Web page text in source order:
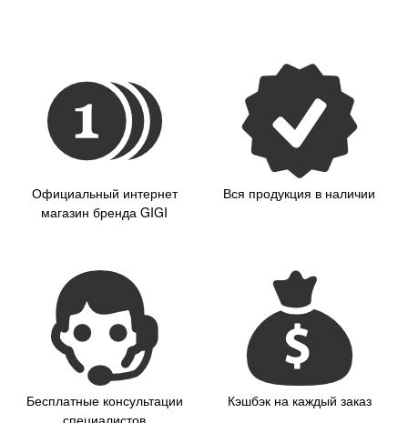
Официальный интернет
магазин бренда GIGI
Вся продукция в наличии
Бесплатные консультации
Кэшбэк на каждый заказ